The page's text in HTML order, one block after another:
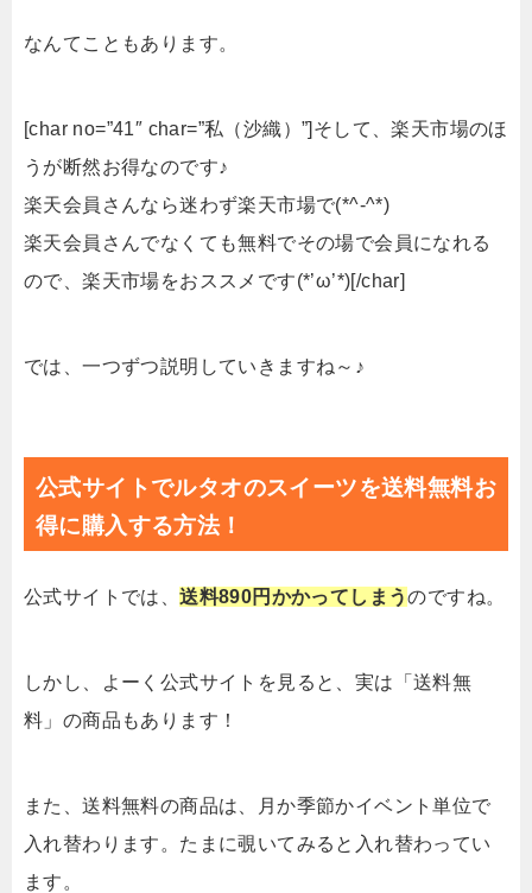
なんてこともあります。
[char no=”41″ char=”私（沙織）”]そして、楽天市場のほ
うが断然お得なのです♪
楽天会員さんなら迷わず楽天市場で(*^-^*)
楽天会員さんでなくても無料でその場で会員になれる
ので、楽天市場をおススメです(*’ω’*)[/char]
では、一つずつ説明していきますね～♪
公式サイトでルタオのスイーツを送料無料お
得に購入する方法！
公式サイトでは、送料890円かかってしまうのですね。
しかし、よーく公式サイトを見ると、実は「送料無
料」の商品もあります！
また、送料無料の商品は、月か季節かイベント単位で
入れ替わります。たまに覗いてみると入れ替わってい
ます。